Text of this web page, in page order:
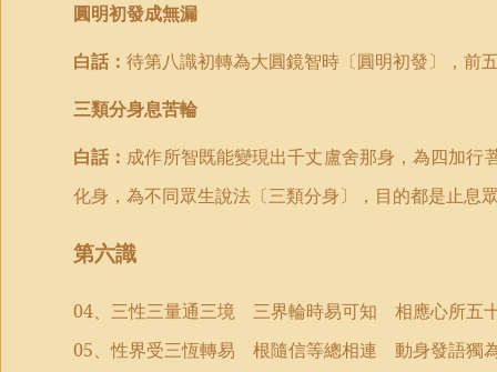
圓明初發成無漏
白話： 待第八識初轉為大圓鏡智時〔圓明初發〕，前
三類分身息苦輪
白話： 成作所智既能變現出千丈盧舍那身，為四加
化身，為不同眾生說法〔三類分身〕，目的都是止息
第六識
04、三性三量通三境 三界輪時易可知 相應心所五
05、性界受三恆轉易 根隨信等總相連 動身發語獨